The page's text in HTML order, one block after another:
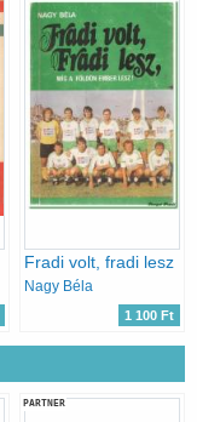
Fradi volt, fradi lesz
Nagy Béla
1 100 Ft
PARTNER